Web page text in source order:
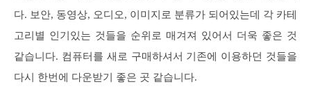
다. 보안, 동영상, 오디오, 이미지로 분류가 되어있는데 각 카테
고리별 인기있는 것들을 순위로 매겨져 있어서 더욱 좋은 것
같습니다. 컴퓨터를 새로 구매하셔서 기존에 이용하던 것들을
다시 한번에 다운받기 좋은 곳 같습니다.